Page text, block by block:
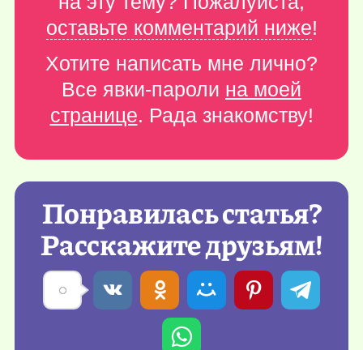
оставьте комментарий ниже!
Хотите написать мне лично?
Все явки-пароли на моей
странице. Рада знакомству!
Понравилась статья?
Расскажите друзьям!